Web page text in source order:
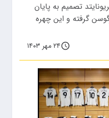
تصمیم به پایان
گرفته‌ و این چهره
۲۴ مهر ۱۴۰۳